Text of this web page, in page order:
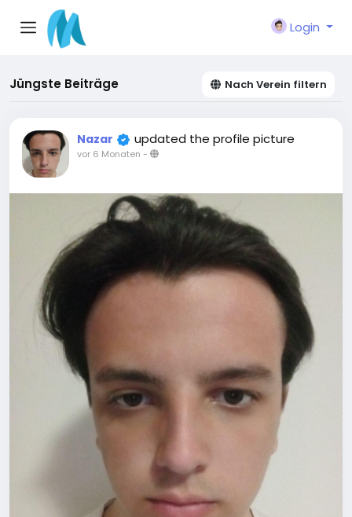
Login
Jüngste Beiträge Nach Verein filtern
Nazar updated the profile picture
vor 6 Monaten -